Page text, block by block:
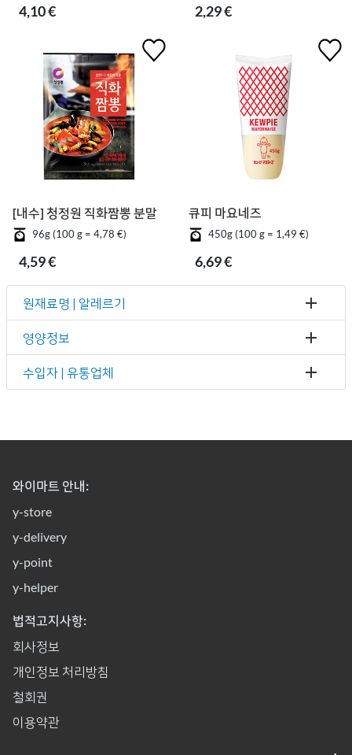
4,10 € 2,29 €
[내수] 청정원 직화짬뽕 분말
96g (100 g = 4,78 €)
4,59 €
큐피 마요네즈
450g (100 g = 1,49 €)
6,69 €
원재료명 | 알레르기
영양정보
수입자 | 유통업체
와이마트 안내:
y-store
y-delivery
y-point
y-helper
법적고지사항:
회사정보
개인정보 처리방침
철회권
이용약관